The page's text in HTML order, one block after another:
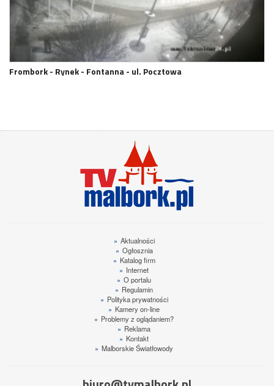
Frombork - Rynek - Fontanna - ul. Pocztowa
» Aktualności
» Ogłosznia
» Katalog firm
» Internet
» O portalu
» Regulamin
» Polityka prywatności
» Kamery on-line
» Problemy z oglądaniem?
» Reklama
» Kontakt
» Malborskie Światłowody